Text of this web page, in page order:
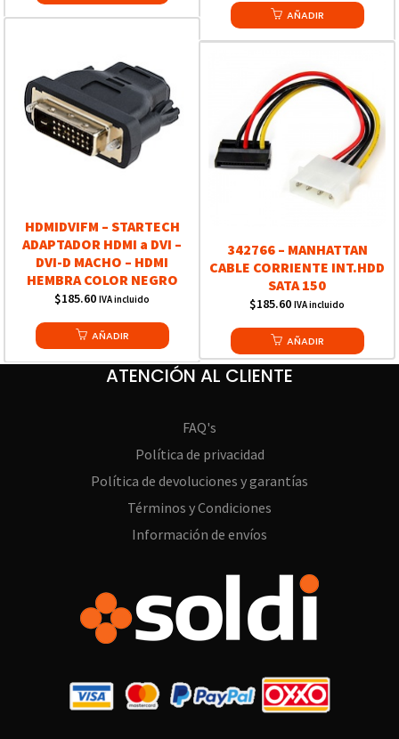
was:
is:
AÑADIR
HDMIDVIFM – STARTECH
ADAPTADOR HDMI a DVI –
DVI-D MACHO – HDMI
HEMBRA COLOR NEGRO
$185.60 IVA incluido
AÑADIR
342766 – MANHATTAN
CABLE CORRIENTE INT.HDD
SATA 150
$185.60 IVA incluido
AÑADIR
ATENCIÓN AL CLIENTE
FAQ's
Política de privacidad
Política de devoluciones y garantías
Términos y Condiciones
Información de envíos